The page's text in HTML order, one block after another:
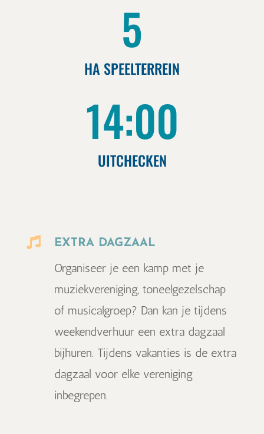
5
HA SPEELTERREIN
14:00
UITCHECKEN
 EXTRA DAGZAAL
Organiseer je een kamp met je
muziekvereniging, toneelgezelschap
of musicalgroep? Dan kan je tijdens
weekendverhuur een extra dagzaal
bijhuren. Tijdens vakanties is de extra
dagzaal voor elke vereniging
inbegrepen.